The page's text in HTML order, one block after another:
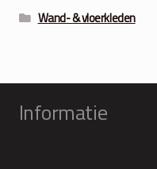
Wand- & vloerkleden
Informatie